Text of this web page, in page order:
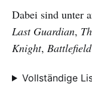
Dabei sind unter
Last Guardian,
Knight,
Vollständige